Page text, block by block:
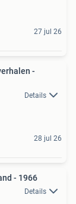
27 jul 26
-
Details
28 jul 26
- 1966
Details